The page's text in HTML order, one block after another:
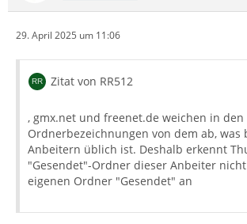
29. April 2025 um 11:06
Zitat von RR512
, gmx.net und freenet.de weichen in den
Ordnerbezeichnungen von dem ab, was
Anbeitern üblich ist. Deshalb erkennt
"Gesendet"-Ordner dieser Anbeiter
eigenen Ordner "Gesendet" an